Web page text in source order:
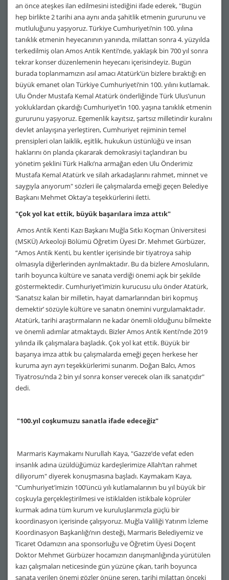
an önce ateşkes ilan edilmesini istediğini ifade ederek, "Bugün
hep birlikte 2 tarihi ana aynı anda şahitlik etmenin gururunu ve
mutluluğunu yaşıyoruz. Türkiye Cumhuriyeti’nin 100. yılına
tanıklık etmenin heyecanının yanında, milattan sonra 4. yüzyılda
terkedilmiş olan Amos Antik Kenti’nde, yaklaşık bin 700 yıl sonra
tekrar konser düzenlemenin heyecanı içerisindeyiz. Bugün
burada toplanmamızın asıl amacı Atatürk’ün bizlere bıraktığı en
büyük emanet olan Türkiye Cumhuriyeti’nin 100. yılını kutlamak.
Ulu Önder Mustafa Kemal Atatürk önderliğinde Türk Ulus’unun
yokluklardan çıkardığı Cumhuriyet’in 100. yaşına tanıklık etmenin
gururunu yaşıyoruz. Egemenlik kayıtsız, şartsız milletindir kuralını
devlet anlayışına yerleştiren, Cumhuriyet rejiminin temel
prensipleri olan laiklik, eşitlik, hukukun üstünlüğü ve insan
haklarını ön planda çıkararak demokrasiyi taçlandıran bu
yönetim şeklini Türk Halkı’na armağan eden Ulu Önderimiz
Mustafa Kemal Atatürk ve silah arkadaşlarını rahmet, minnet ve
saygıyla anıyorum" sözleri ile çalışmalarda emeği geçen Belediye
Başkanı Mehmet Oktay’a teşekkürlerini iletti.
"Çok yol kat ettik, büyük başarılara imza attık"
Amos Antik Kenti Kazı Başkanı Muğla Sıtkı Koçman Üniversitesi
(MSKÜ) Arkeoloji Bölümü Öğretim Üyesi Dr. Mehmet Gürbüzer,
“Amos Antik Kenti, bu kentler içerisinde bir tiyatroya sahip
olmasıyla diğerlerinden ayrılmaktadır. Bu da bizlere Amosluların,
tarih boyunca kültüre ve sanata verdiği önemi açık bir şekilde
göstermektedir. Cumhuriyet’imizin kurucusu ulu önder Atatürk,
‘Sanatsız kalan bir milletin, hayat damarlarından biri kopmuş
demektir’ sözüyle kültüre ve sanatın önemini vurgulamaktadır.
Atatürk, tarihi araştırmaların ne kadar önemli olduğunu bilmekte
ve önemli adımlar atmaktaydı. Bizler Amos Antik Kenti’nde 2019
yılında ilk çalışmalara başladık. Çok yol kat ettik. Büyük bir
başarıya imza attık bu çalışmalarda emeği geçen herkese her
kuruma ayrı ayrı teşekkürlerimi sunarım. Doğan Balcı, Amos
Tiyatrosu’nda 2 bin yıl sonra konser verecek olan ilk sanatçıdır"
dedi.
"100.yıl coşkumuzu sanatla ifade edeceğiz"
Marmaris Kaymakamı Nurullah Kaya, "Gazze’de vefat eden
insanlık adına üzüldüğümüz kardeşlerimize Allah’tan rahmet
diliyorum" diyerek konuşmasına başladı. Kaymakam Kaya,
"Cumhuriyet’imizin 100’üncü yılı kutlamalarının bu yıl büyük bir
coşkuyla gerçekleştirilmesi ve istiklalden istikbale köprüler
kurmak adına tüm kurum ve kuruluşlarımızla güçlü bir
koordinasyon içerisinde çalışıyoruz. Muğla Valiliği Yatırım İzleme
Koordinasyon Başkanlığı’nın desteği, Marmaris Belediyemiz ve
Ticaret Odamızın ana sponsorluğu ve Öğretim Üyesi Doçent
Doktor Mehmet Gürbüzer hocamızın danışmanlığında yürütülen
kazı çalışmaları neticesinde gün yüzüne çıkan, tarih boyunca
sanata verilen önemi gözler önüne seren, tarihi milattan önceki